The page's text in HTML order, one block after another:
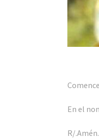
En el
R/.Amén.